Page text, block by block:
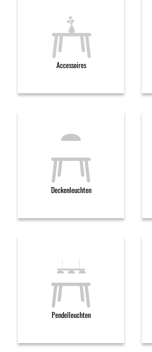
Accessoires
Deckenleuchten
Pendelleuchten